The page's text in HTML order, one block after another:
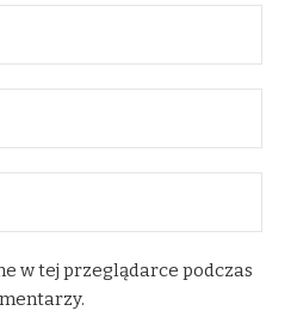
w tej przeglądarce podczas